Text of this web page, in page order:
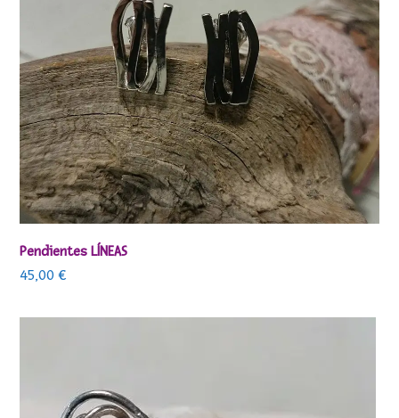
Pendientes LÍNEAS
45,00€